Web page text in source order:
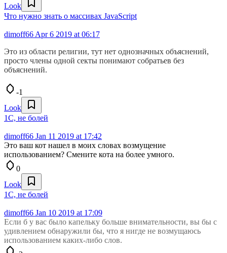
Look
Что нужно знать о массивах JavaScript
dimoff66 Apr 6 2019 at 06:17
Это из области религии, тут нет однозначных объяснений,
просто члены одной секты понимают собратьев без
объяснений.
-1
Look
1С, не болей
dimoff66 Jan 11 2019 at 17:42
Это ваш кот нашел в моих словах возмущение
использованием? Смените кота на более умного.
0
Look
1С, не болей
dimoff66 Jan 10 2019 at 17:09
Если б у вас было капельку больше внимательности, вы бы с
удивлением обнаружили бы, что я нигде не возмущаюсь
использованием каких-либо слов.